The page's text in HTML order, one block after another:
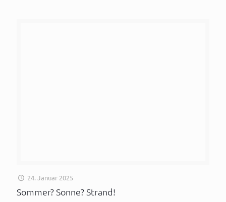
24. Januar 2025
Sommer? Sonne? Strand!